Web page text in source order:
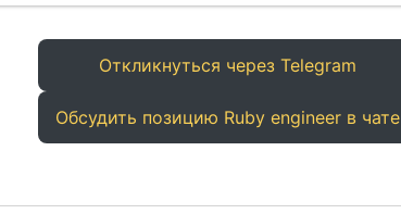
Откликнуться через Telegram
Обсудить позицию Ruby engineer в чате